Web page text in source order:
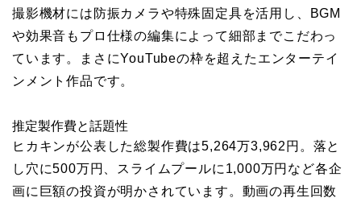
撮影機材には防振カメラや特殊固定具を活用し、BGM
や効果音もプロ仕様の編集によって細部までこだわっ
ています。まさにYouTubeの枠を超えたエンターテイ
ンメント作品です。
推定製作費と話題性
ヒカキンが公表した総製作費は5,264万3,962円。落と
し穴に500万円、スライムプールに1,000万円など各企
画に巨額の投資が明かされています。動画の再生回数